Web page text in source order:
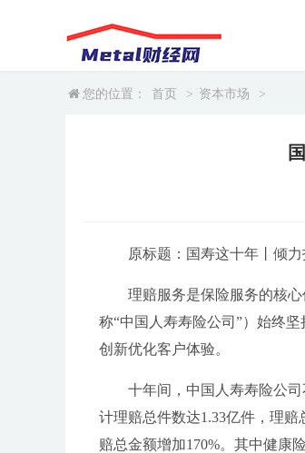
您的位置： 首页 > 资本市场 >
原标题：国寿这十年丨倾
理赔服务是保险服务的核
称“中国人寿寿险公司”）始终
创新优化客户体验。
十年间，中国人寿寿险公
计理赔总件数达1.33亿件，理赔
赔总金额增加170%。其中健康